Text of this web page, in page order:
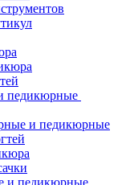
педикюрные
и педикюрные
и педикюрные